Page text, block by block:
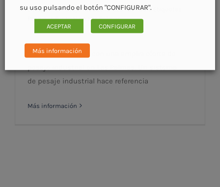
Pesaje industrial Las Palmas
Categorías:Pesaje industrial Las Palmas |
Pesaje industrial en Las Palmas
En Acco contamos con una amplia oferta de
de pesaje industrial hace referencia
Más información
su uso pulsando el botón "CONFIGURAR".
ACEPTAR CONFIGURAR
Más información